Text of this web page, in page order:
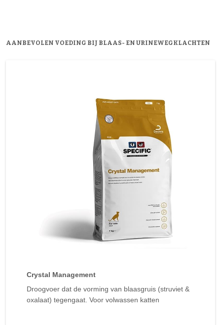
AANBEVOLEN VOEDING BIJ BLAAS- EN URINEWEGKLACHTEN
Crystal Management
Droogvoer dat de vorming van blaasgruis (struviet &
oxalaat) tegengaat. Voor volwassen katten